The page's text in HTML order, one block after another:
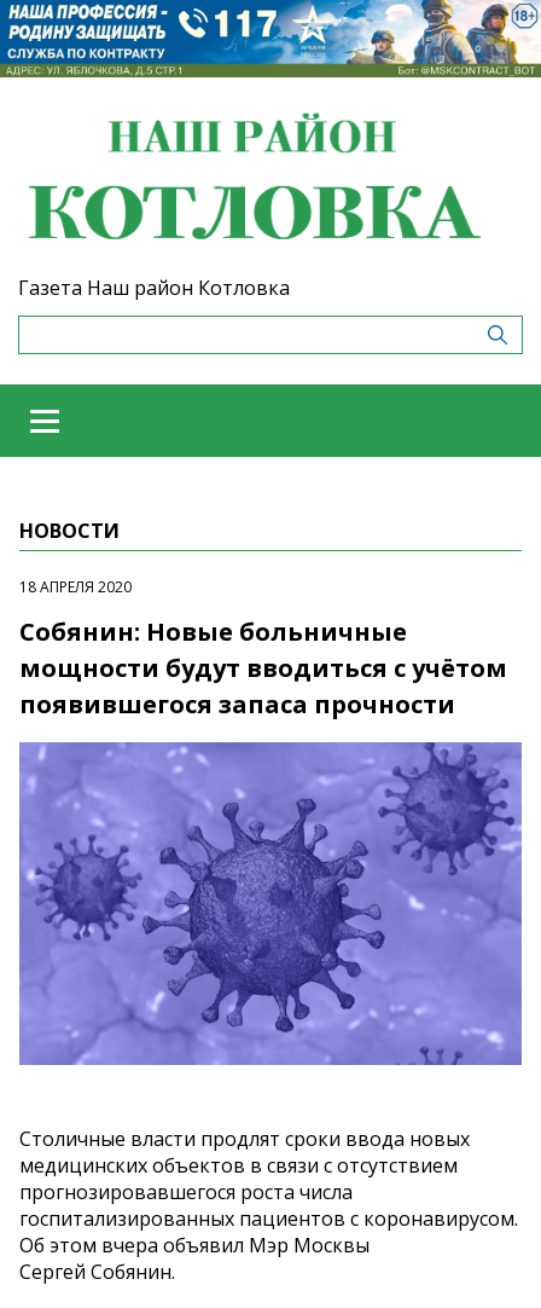
Газета Наш район Котловка
НОВОСТИ
18 АПРЕЛЯ 2020
Собянин: Новые больничные
мощности будут вводиться с учётом
появившегося запаса прочности
Столичные власти продлят сроки ввода новых
медицинских объектов в связи с отсутствием
прогнозировавшегося роста числа
госпитализированных пациентов с коронавирусом.
Об этом вчера объявил Мэр Москвы
Сергей Собянин.